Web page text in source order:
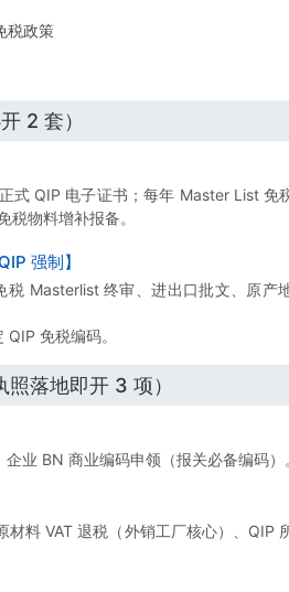
税政策
2 套）
式 QIP 电子证书；每年 Master List 免
物料增补报备。
强制】
Masterlist 终审、进出口批文、原产
免税编码。
落地即开 3 项）
业 BN 商业编码申领（报关必备编码）
材料 VAT 退税（外销工厂核心）、QIP